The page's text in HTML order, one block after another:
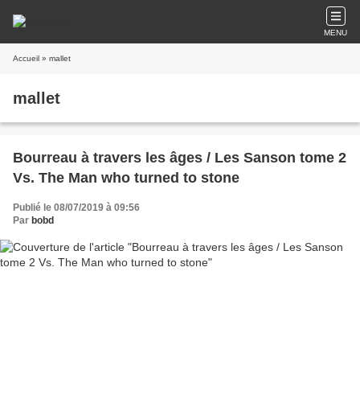
MENU
Accueil » mallet
mallet
Bourreau à travers les âges / Les Sanson tome 2
Vs. The Man who turned to stone
Publié le 08/07/2019 à 09:56
Par bobd